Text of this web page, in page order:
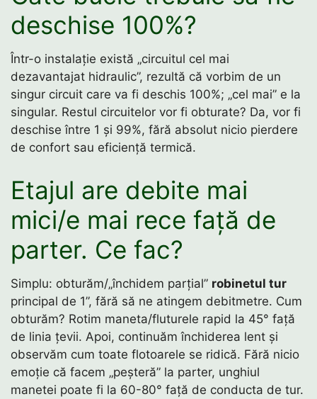
deschise 100%?
Într-o instalație există „circuitul cel mai
dezavantajat hidraulic”, rezultă că vorbim de un
singur circuit care va fi deschis 100%; „cel mai” e la
singular. Restul circuitelor vor fi obturate? Da, vor fi
deschise între 1 și 99%, fără absolut nicio pierdere
de confort sau eficiență termică.
Etajul are debite mai
mici/e mai rece față de
parter. Ce fac?
Simplu: obturăm/„închidem parțial” robinetul tur
principal de 1”, fără să ne atingem debitmetre. Cum
obturăm? Rotim maneta/fluturele rapid la 45° față
de linia țevii. Apoi, continuăm închiderea lent și
observăm cum toate flotoarele se ridică. Fără nicio
emoție că facem „peșteră” la parter, unghiul
manetei poate fi la 60-80° față de conducta de tur.